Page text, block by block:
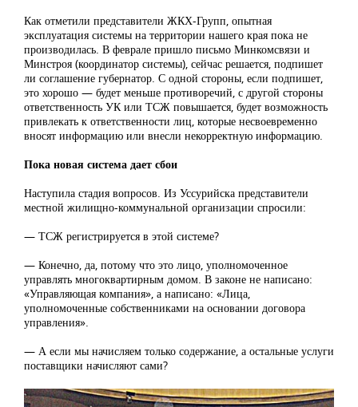
Как отметили представители ЖКХ-Групп, опытная
эксплуатация системы на территории нашего края пока не
производилась. В феврале пришло письмо Минкомсвязи и
Минстроя (координатор системы), сейчас решается, подпишет
ли соглашение губернатор. С одной стороны, если подпишет,
это хорошо — будет меньше противоречий, с другой стороны
ответственность УК или ТСЖ повышается, будет возможность
привлекать к ответственности лиц, которые несвоевременно
вносят информацию или внесли некорректную информацию.
Пока новая система дает сбои
Наступила стадия вопросов. Из Уссурийска представители
местной жилищно-коммунальной организации спросили:
— ТСЖ регистрируется в этой системе?
— Конечно, да, потому что это лицо, уполномоченное
управлять многоквартирным домом. В законе не написано:
«Управляющая компания», а написано: «Лица,
уполномоченные собственниками на основании договора
управления».
— А если мы начисляем только содержание, а остальные услуги
поставщики начисляют сами?